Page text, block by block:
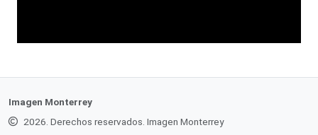
Imagen Monterrey
2026. Derechos reservados. Imagen Monterrey